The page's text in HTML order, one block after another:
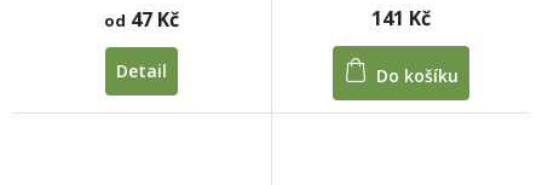
od 47 Kč
Detail
141 Kč
Do košíku